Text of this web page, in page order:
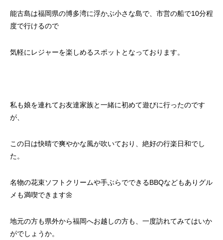
能古島は福岡県の博多湾に浮かぶ小さな島で、市営の船で10分程
度で行けるので
気軽にレジャーを楽しめるスポットとなっております。
私も娘を連れてお友達家族と一緒に初めて遊びに行ったのです
が、
この日は快晴で爽やかな風が吹いており、絶好の行楽日和でし
た。
名物の花束ソフトクリームや手ぶらでできるBBQなどもありグル
メも満喫できます🌼
地元の方も県外から福岡へお越しの方も、一度訪れてみてはいか
がでしょうか。